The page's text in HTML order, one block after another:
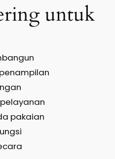
untuk
pakaian